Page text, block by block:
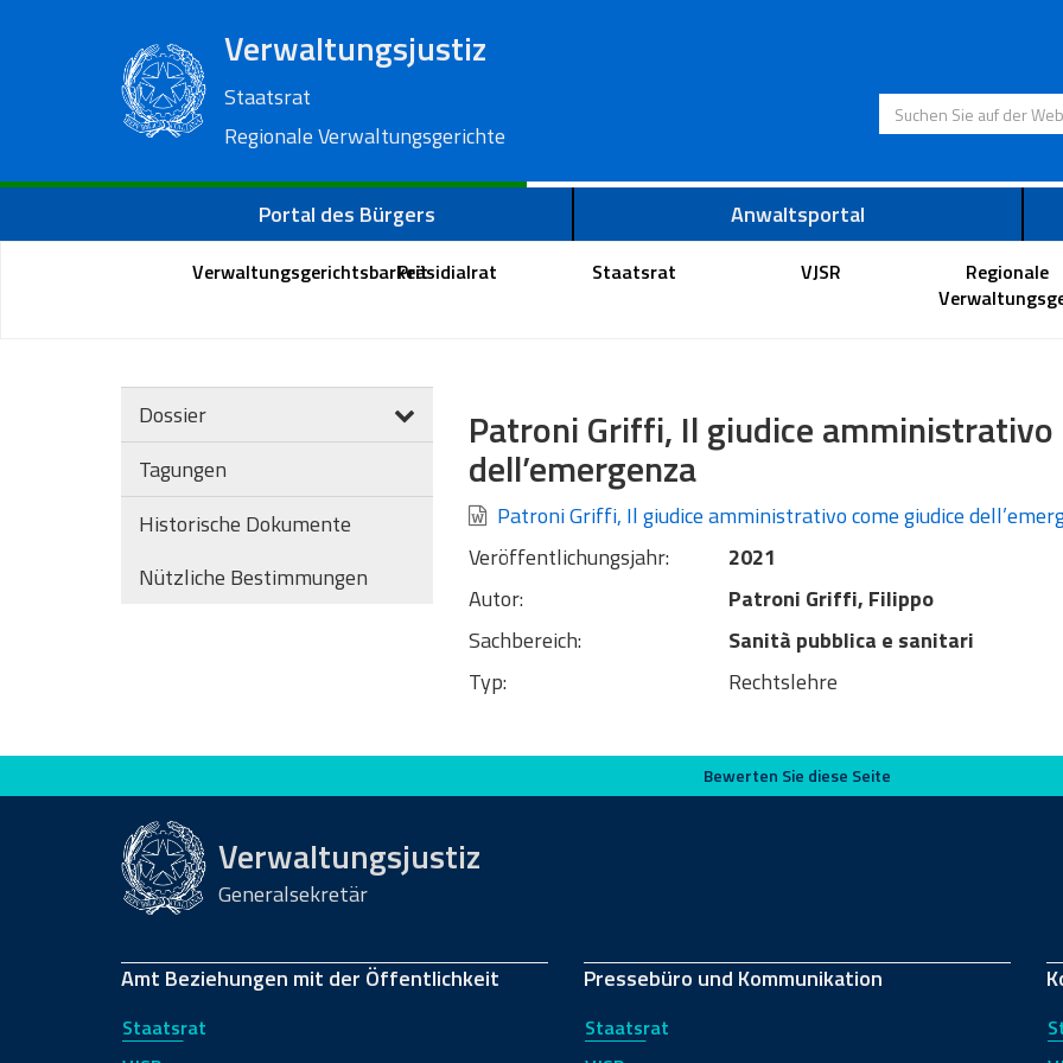
Verwaltungsjustiz
Staatsrat
Regionale Verwaltungsgerichte
Suchen Sie auf der
Portal des Bürgers Anwaltsportal
VerwaltungsgerichtsbarkeitPräsidialrat Staatsrat VJSR
Regionale
Dossier
Tagungen
Historische Dokumente
Nützliche Bestimmungen
Patroni Griffi, Il giudice amministrativo
dell’emergenza
Patroni Griffi, Il giudice amministrativo come giudice
Veröffentlichungsjahr:
2021
Autor:
Patroni Griffi, Filippo
Sachbereich:
Sanità pubblica e sanitari
Typ:
Rechtslehre
Bewerten Sie diese Seite Bewerten Sie diese Seite
Verwaltungsjustiz
Generalsekretär
Amt Beziehungen mit der Öffentlichkeit
Staatsrat
Pressebüro und Kommunikation
Staatsrat